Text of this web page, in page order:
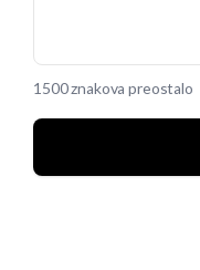
1500 znakova preostalo